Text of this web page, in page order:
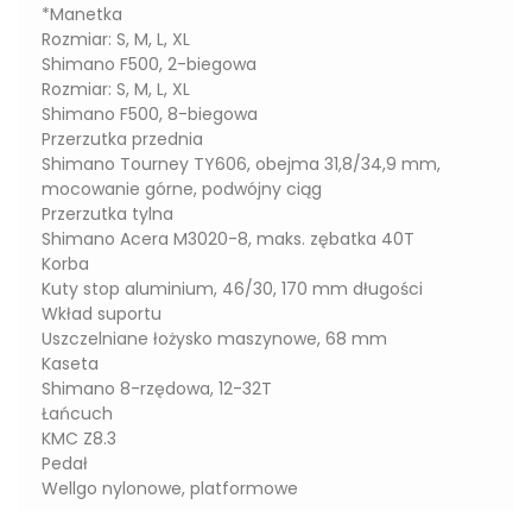
*Manetka
Rozmiar: S, M, L, XL
Shimano F500, 2-biegowa
Rozmiar: S, M, L, XL
Shimano F500, 8-biegowa
Przerzutka przednia
Shimano Tourney TY606, obejma 31,8/34,9 mm,
mocowanie górne, podwójny ciąg
Przerzutka tylna
Shimano Acera M3020-8, maks. zębatka 40T
Korba
Kuty stop aluminium, 46/30, 170 mm długości
Wkład suportu
Uszczelniane łożysko maszynowe, 68 mm
Kaseta
Shimano 8-rzędowa, 12-32T
Łańcuch
KMC Z8.3
Pedał
Wellgo nylonowe, platformowe